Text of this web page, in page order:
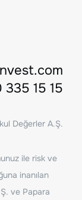
15 15
Değerler A.Ş.
ile risk ve
inanılan
ve Papara